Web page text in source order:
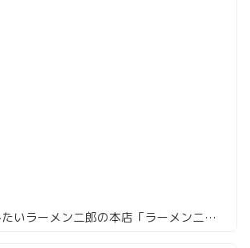
一度は行ってみたいラーメン二郎の本店「ラーメン二郎 三田本店」